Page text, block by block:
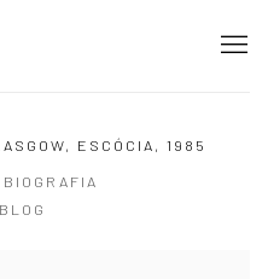
ESCÓCIA, 1985
BIOGRAFIA
BLOG